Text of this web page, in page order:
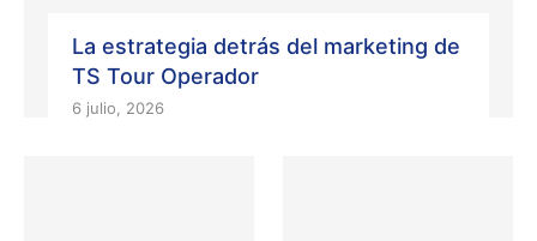
La estrategia detrás del marketing de
TS Tour Operador
6 julio, 2026